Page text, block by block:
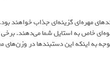
مهره‌ای گزینه‌ای جذاب خواهند
خاص به استایل شما می‌دهند.
به اینکه این دستبندها در وزن‌های